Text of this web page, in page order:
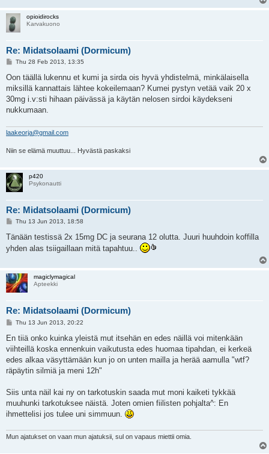
opioidirocks
Karvakuono
Re: Midatsolaami (Dormicum)
P
s
Thu 28 Feb 2013, 13:35
Oon täällä lukennu et kumi ja sirda ois hyvä yhdistelmä, minkälaisella
miksillä kannattais lähtee kokeilemaan? Kumei pystyn vetää vaik 20 x
30mg i.v:sti hihaan päivässä ja käytän nelosen sirdoi käydekseni
nukkumaan.
laakeorja@gmail.com
Niin se elämä muuttuu... Hyvästä paskaksi
p420
Psykonautti
Re: Midatsolaami (Dormicum)
P
s
Thu 13 Jun 2013, 18:58
Tänään testissä 2x 15mg DC ja seurana 12 olutta. Juuri huuhdoin koffilla
yhden alas tsiigaillaan mitä tapahtuu..
magiclymagical
Apteekki
Re: Midatsolaami (Dormicum)
P
s
Thu 13 Jun 2013, 20:22
En tiiä onko kuinka yleistä mut itsehän en edes näillä voi mitenkään
viihteillä koska ennenkuin vaikutusta edes huomaa tipahdan, ei kerkeä
edes alkaa väsyttämään kun jo on unten mailla ja herää aamulla "wtf?
räpäytin silmiä ja meni 12h"
Siis unta näil kai ny on tarkotuskin saada mut moni kaiketi tykkää
muuhunki tarkotuksee näistä. Joten omien fiilisten pohjalta^: En
ihmettelisi jos tulee uni simmuun.
Mun ajatukset on vaan mun ajatuksii, sul on vapaus miettii omia.